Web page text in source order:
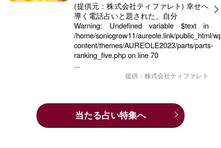
(提供元：株式会社ティファレト) 幸せへ
導く電話占いと題された、自分
Warning: Undefined variable $text in
/home/sonicgrow11/aureole.link/public_html/
content/themes/AUREOLE2023/parts/parts-
ranking_five.phpon line70
...
提供：株式会社ティファレト
当たる占い特集へ